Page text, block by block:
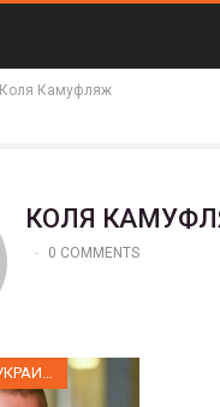
Коля Камуфляж
КОЛЯ
0 COMMENTS